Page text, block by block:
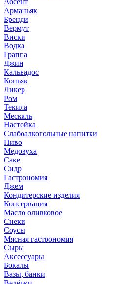
Абсент
Арманьяк
Бренди
Вермут
Виски
Водка
Граппа
Джин
Кальвадос
Коньяк
Ликер
Ром
Текила
Мескаль
Настойка
Слабоалкогольные напитки
Пиво
Медовуха
Саке
Сидр
Гастрономия
Джем
Кондитерские изделия
Консервация
Масло оливковое
Снеки
Соусы
Мясная гастрономия
Сыры
Аксессуары
Бокалы
Вазы, банки